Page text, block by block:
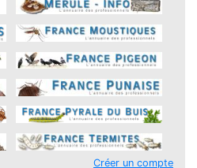
Créer un compte